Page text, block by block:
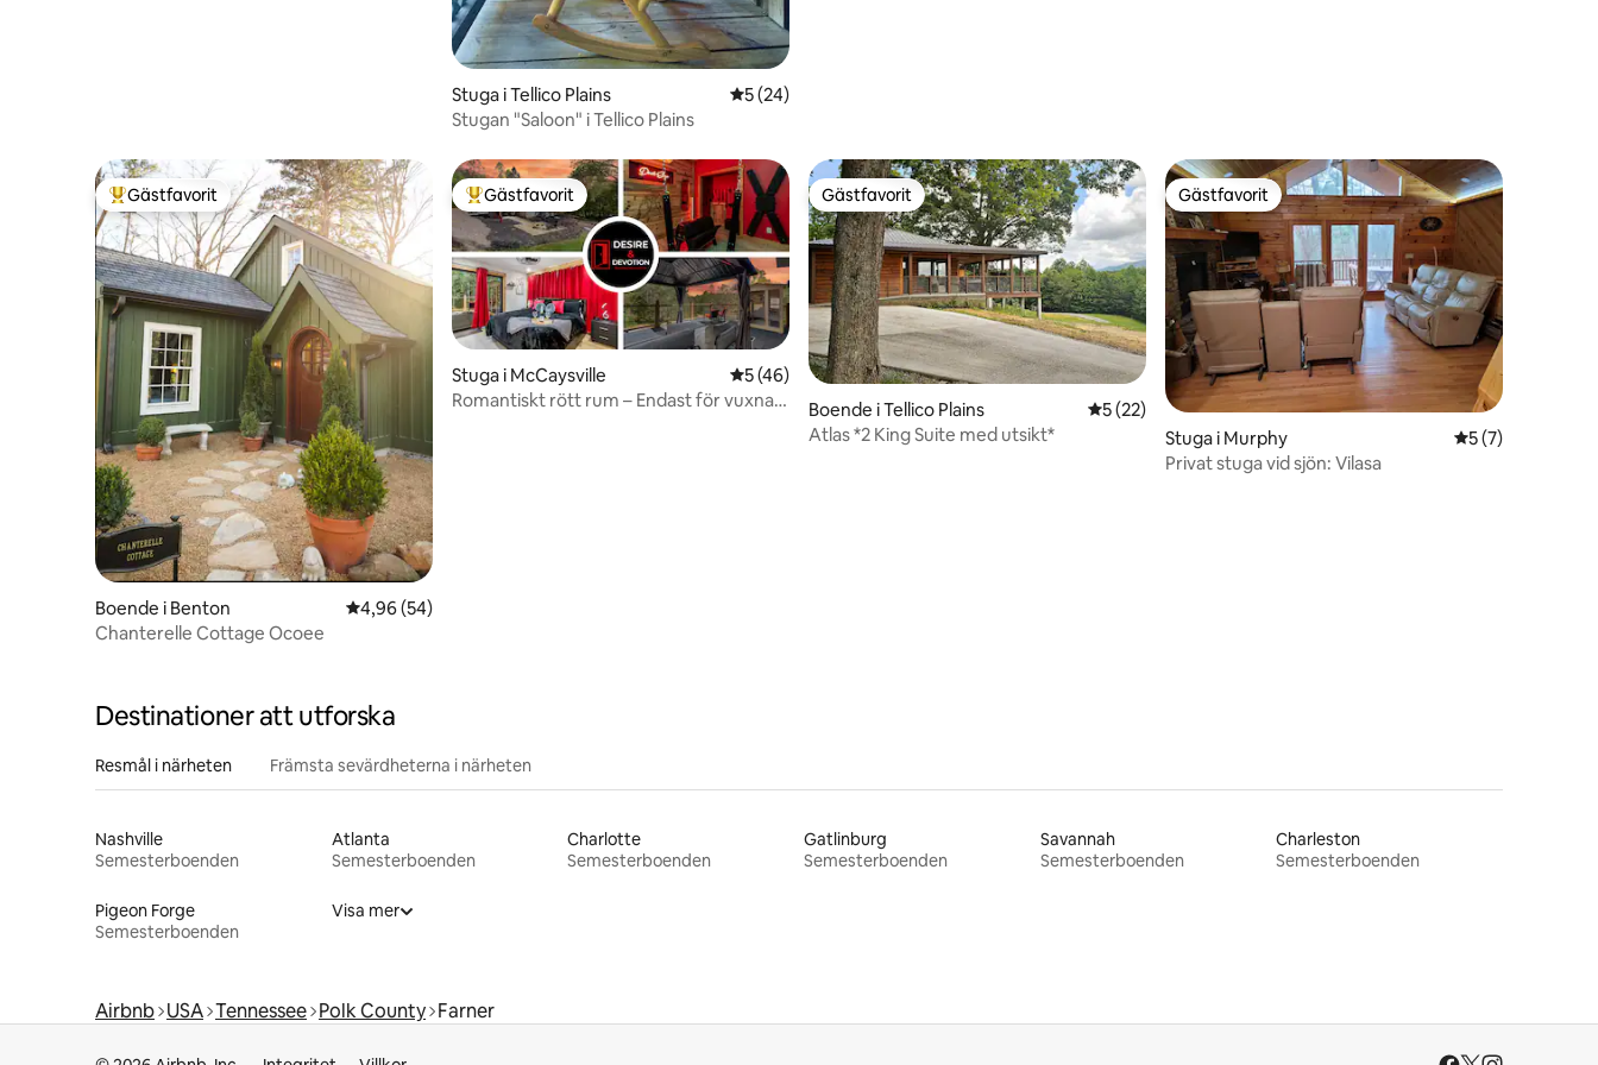
Stuga i Tellico Plains 5 av 5 i genomsnittligt betyg, 24 omdömen
5 (24)
Stugan "Saloon" i Tellico Plains
Populär gästfavorit
Gästfavorit
Boende i Benton 4,96 av 5 i genomsnittligt betyg, 54 omdömen
4,96 (54)
Chanterelle Cottage Ocoee
Populär gästfavorit
Gästfavorit
Stuga i McCaysville 5 av 5 i genomsnittligt betyg, 46 omdömen
5 (46)
Romantiskt rött rum – Endast för vuxna
Gästfavorit
Gästfavorit
Boende i Tellico Plains 5 av 5 i genomsnittligt betyg, 22 omdömen
5 (22)
Atlas *2 King Suite med utsikt*
Gästfavorit
Gästfavorit
Stuga i Murphy 5 av 5 i
5 (7)
Privat stuga vid sjön: Vilasa
Destinationer att utforska
Resmål i närheten Främsta sevärdheterna i närheten
Nashville
Semesterboenden
Atlanta
Semesterboenden
Charlotte
Semesterboenden
Gatlinburg
Semesterboenden
Savannah
Semesterboenden
Charleston
Semesterboenden
Pigeon Forge
Semesterboenden
Visa mer
Airbnb USA Tennessee Polk County Farner